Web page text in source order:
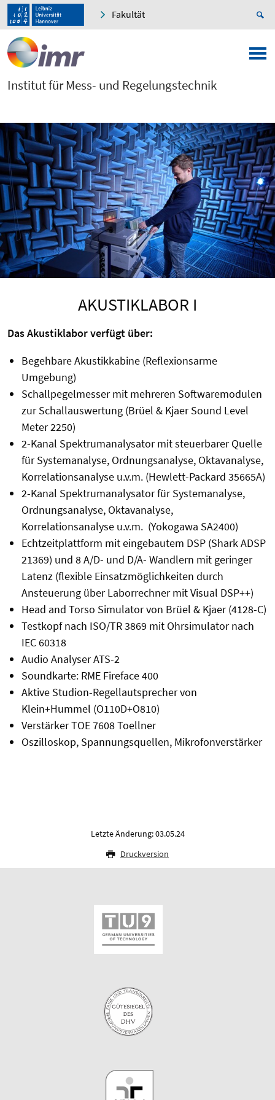
Fakultät
Institut für Mess- und Regelungstechnik
AKUSTIKLABOR I
Das Akustiklabor verfügt über:
Begehbare Akustikkabine (Reflexionsarme
Umgebung)
Schallpegelmesser mit mehreren Softwaremodulen
zur Schallauswertung (Brüel & Kjaer Sound Level
Meter 2250)
2-Kanal Spektrumanalysator mit steuerbarer Quelle
für Systemanalyse, Ordnungsanalyse, Oktavanalyse,
Korrelationsanalyse u.v.m. (Hewlett-Packard 35665A)
2-Kanal Spektrumanalysator für Systemanalyse,
Ordnungsanalyse, Oktavanalyse,
Korrelationsanalyse u.v.m. (Yokogawa SA2400)
Echtzeitplattform mit eingebautem DSP (Shark ADSP
21369) und 8 A/D- und D/A- Wandlern mit geringer
Latenz (flexible Einsatzmöglichkeiten durch
Ansteuerung über Laborrechner mit Visual DSP++)
Head and Torso Simulator von Brüel & Kjaer (4128-C)
Testkopf nach ISO/TR 3869 mit Ohrsimulator nach
IEC 60318
Audio Analyser ATS-2
Soundkarte: RME Fireface 400
Aktive Studion-Regellautsprecher von
Klein+Hummel (O110D+O810)
Verstärker TOE 7608 Toellner
Oszilloskop, Spannungsquellen, Mikrofonverstärker
Letzte Änderung: 03.05.24
Druckversion